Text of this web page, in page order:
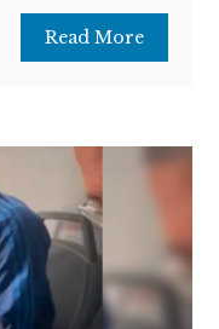
Read More